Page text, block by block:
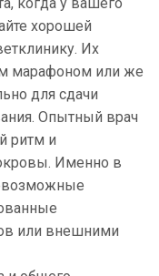
хорошей
Их
марафоном или же
для сдачи
Опытный врач
ритм и
Именно в
или внешними